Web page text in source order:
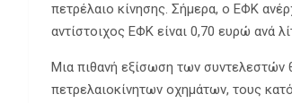
πετρέλαιο κίνησης. Σήμερα, ο ΕΦΚ
αντίστοιχος ΕΦΚ είναι 0,70 ευρώ ανά
Μια πιθανή εξίσωση των συντελεστών
πετρελαιοκίνητων οχημάτων, τους